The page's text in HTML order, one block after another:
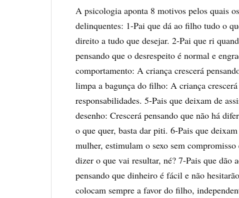
A psicologia aponta 8 motivos pelos quais
delinquentes: 1-Pai que dá ao filho tudo o
direito a tudo que desejar. 2-Pai que ri
pensando que o desrespeito é normal e
comportamento: A criança crescerá
limpa a bagunça do filho: A criança
responsabilidades. 5-Pais que deixam de
desenho: Crescerá pensando que não há
o que quer, basta dar piti. 6-Pais que
mulher, estimulam o sexo sem
dizer o que vai resultar, né? 7-Pais que dão
pensando que dinheiro é fácil e não
colocam sempre a favor do filho,